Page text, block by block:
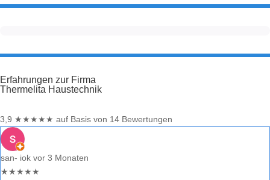
Erfahrungen zur Firma
Thermelita Haustechnik
3,9 ★★★★★ auf Basis von 14 Bewertungen
san- iok vor 3 Monaten
★★★★★